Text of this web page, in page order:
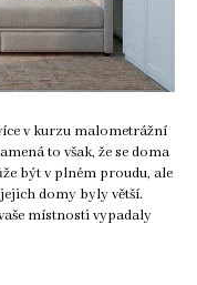
v kurzu malometrážní
to však, že se doma
být v plném proudu, ale
domy byly větší.
místnosti vypadaly